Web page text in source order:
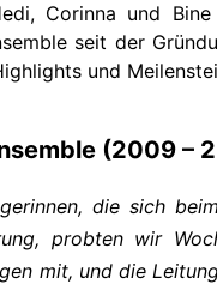
Corinna und
seit der
und
(2009 –
die sich
probten wir
mit, und die